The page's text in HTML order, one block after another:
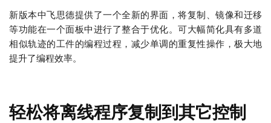
新版本中飞思德提供了一个全新的界面，将复制、镜像和迁移
等功能在一个面板中进行了整合于优化。可大幅简化具有多道
相似轨迹的工件的编程过程，减少单调的重复性操作，极大地
提升了编程效率。
轻松将离线程序复制到其它控制